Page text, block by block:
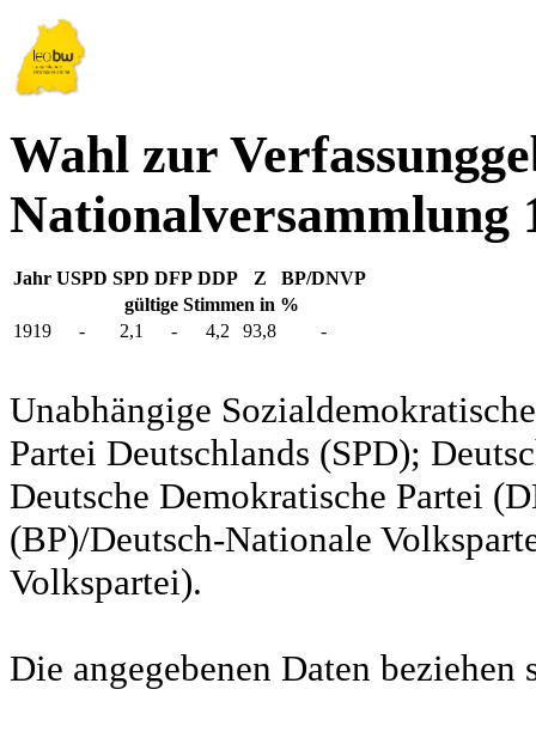
Wahl zur
Nationalversammlung
Jahr USPD SPD DFP DDP Z
BP/DNVP
gültige Stimmen in %
1919
- 2,1 - 4,2 93,8 -
Unabhängige
Partei Deutschlands (SPD);
Deutsche Demokratische Partei
(BP)/Deutsch-Nationale
Volkspartei).
Die angegebenen Daten